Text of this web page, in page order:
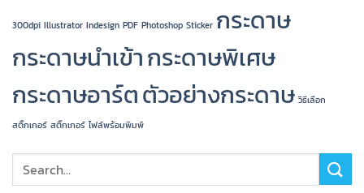
300dpi Illustrator Indesign PDF Photoshop Sticker กระดาษ
กระดาษนำเข้ากระดาษพิเศษ
กระดาษอาร์ตตัวอย่างกระดาษ วิธีเลือก
สติ๊กเกอร์ สติ๊กเกอร์ ไฟล์พร้อมพิมพ์